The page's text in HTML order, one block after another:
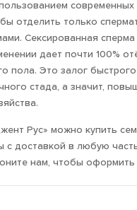
современных
отделить только
Сексированная сперма
дает почти 100%
пола. Это залог быстрого
стада, а значит,
Рус» можно купить
с доставкой в любую
нам, чтобы оформить